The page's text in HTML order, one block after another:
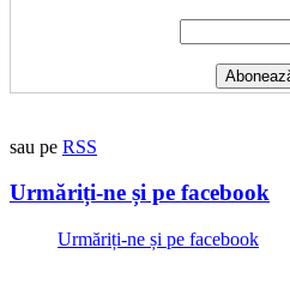
sau pe RSS
Urmăriți-ne și pe facebook
Urmăriți-ne și pe facebook